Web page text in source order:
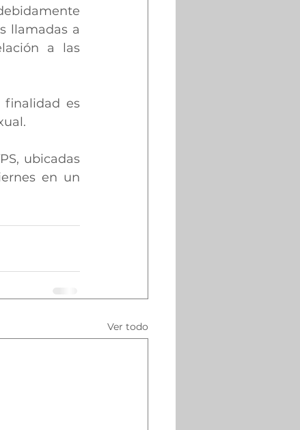
llamadas a
a las
finalidad es
ubicadas
en un
Ver todo